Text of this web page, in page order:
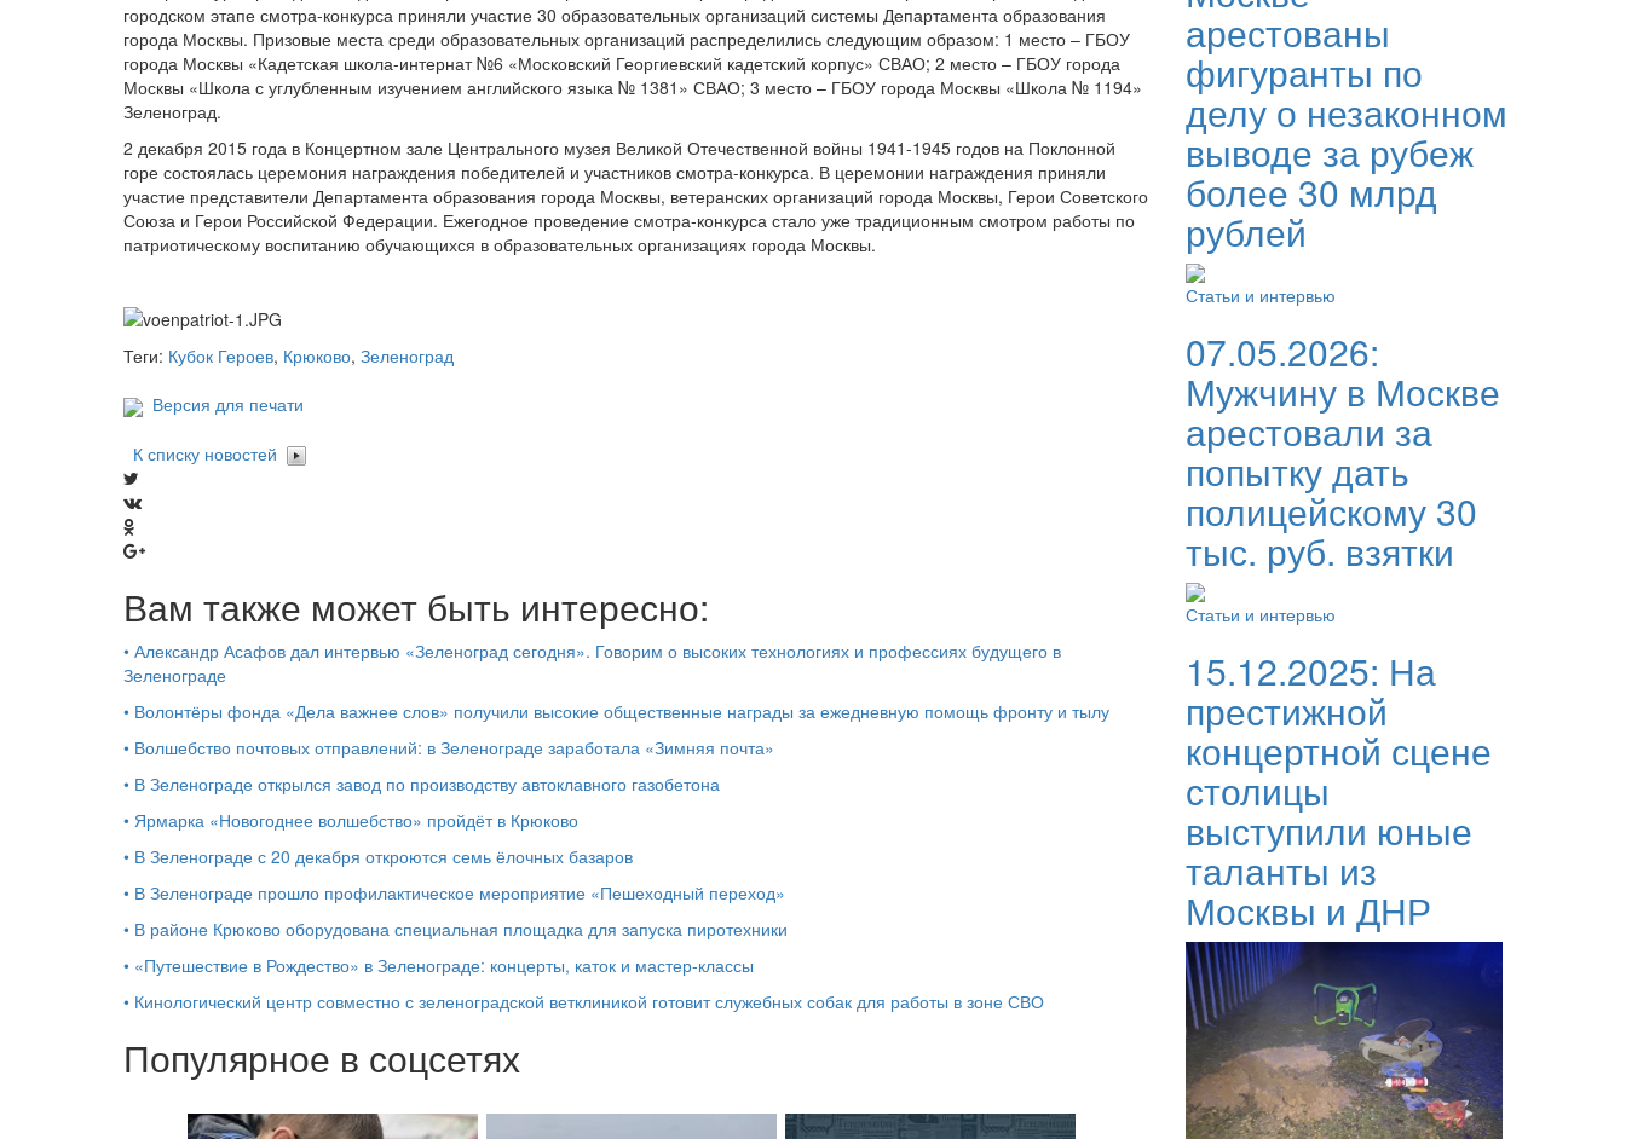
городском этапе смотра-конкурса приняли участие 30 образовательных организаций системы Департамента образования
города Москвы. Призовые места среди образовательных организаций распределились следующим образом: 1 место – ГБОУ
города Москвы «Кадетская школа-интернат №6 «Московский Георгиевский кадетский корпус» СВАО; 2 место – ГБОУ города
Москвы «Школа с углубленным изучением английского языка № 1381» СВАО; 3 место – ГБОУ города Москвы «Школа № 1194»
Зеленоград.
2 декабря 2015 года в Концертном зале Центрального музея Великой Отечественной войны 1941-1945 годов на Поклонной
горе состоялась церемония награждения победителей и участников смотра-конкурса. В церемонии награждения приняли
участие представители Департамента образования города Москвы, ветеранских организаций города Москвы, Герои Советского
Союза и Герои Российской Федерации. Ежегодное проведение смотра-конкурса стало уже традиционным смотром работы по
патриотическому воспитанию обучающихся в образовательных организациях города Москвы.
Теги: Кубок Героев, Крюково, Зеленоград
Версия для печати
К списку новостей
Вам также может быть интересно:
• Александр Асафов дал интервью «Зеленоград сегодня». Говорим о высоких технологиях и профессиях будущего в
Зеленограде
• Волонтёры фонда «Дела важнее слов» получили высокие общественные награды за ежедневную помощь фронту и тылу
• Волшебство почтовых отправлений: в Зеленограде заработала «Зимняя почта»
• В Зеленограде открылся завод по производству автоклавного газобетона
• Ярмарка «Новогоднее волшебство» пройдёт в Крюково
• В Зеленограде с 20 декабря откроются семь ёлочных базаров
• В Зеленограде прошло профилактическое мероприятие «Пешеходный переход»
• В районе Крюково оборудована специальная площадка для запуска пиротехники
• «Путешествие в Рождество» в Зеленограде: концерты, каток и мастер‑классы
• Кинологический центр совместно с зеленоградской ветклиникой готовит служебных собак для работы в зоне СВО
Популярное в соцсетях
арестованы
фигуранты по
делу о незаконном
выводе за рубеж
более 30 млрд
рублей
Статьи и интервью
07.05.2026:
Мужчину в Москве
арестовали за
попытку дать
полицейскому 30
тыс. руб. взятки
Статьи и интервью
15.12.2025: На
престижной
концертной сцене
столицы
выступили юные
таланты из
Москвы и ДНР